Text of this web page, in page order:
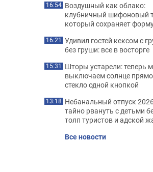
16:54 Воздушный как облако:
клубничный шифоновый
который сохраняет
16:21 Удивил гостей кексом с
без груши: все в восторге
15:31 Шторы устарели: теперь
выключаем солнце прямо
стекло одной кнопкой
13:18 Небанальный отпуск
тайно рвануть с детьми
толп туристов и адской
Все новости